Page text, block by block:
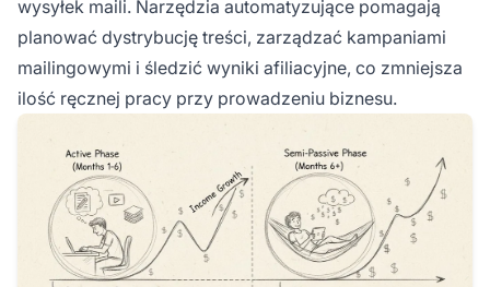
wysyłek maili. Narzędzia automatyzujące pomagają
planować dystrybucję treści, zarządzać kampaniami
mailingowymi i śledzić wyniki afiliacyjne, co zmniejsza
ilość ręcznej pracy przy prowadzeniu biznesu.